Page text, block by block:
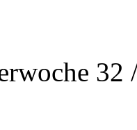
32